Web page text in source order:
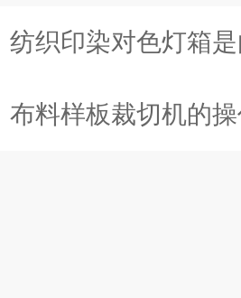
纺织印染对色灯箱是由
布料样板裁切机的